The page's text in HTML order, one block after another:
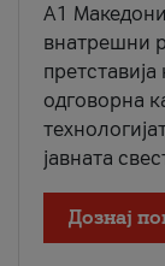
A1
внатрешни
одговорна
јавната
Дознај